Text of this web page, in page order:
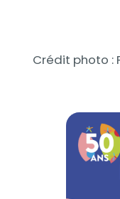
Crédit photo :
Contenus
La Rando